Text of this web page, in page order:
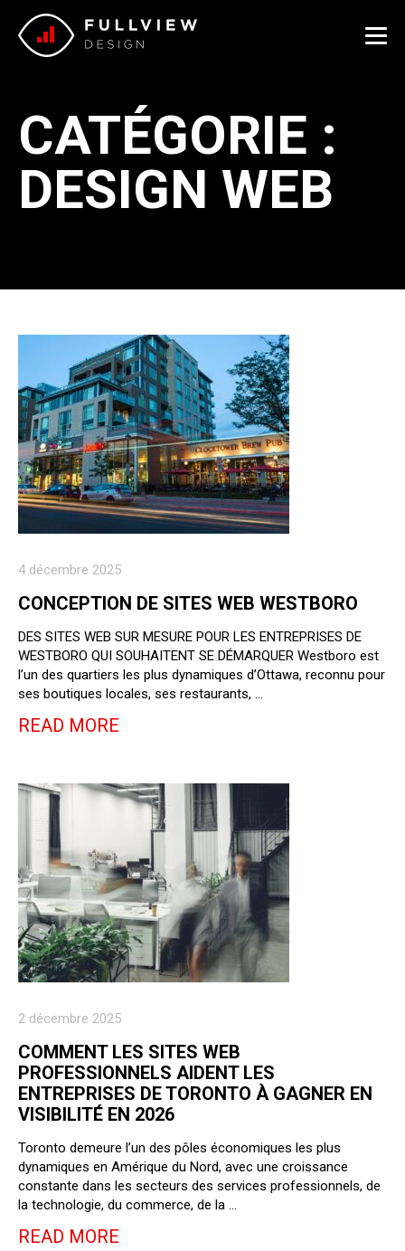
CATÉGORIE :
DESIGN WEB
DESIGN WEB
4 décembre 2025
CONCEPTION DE SITES WEB WESTBORO
DES SITES WEB SUR MESURE POUR LES ENTREPRISES DE
WESTBORO QUI SOUHAITENT SE DÉMARQUER Westboro est
l’un des quartiers les plus dynamiques d’Ottawa, reconnu pour
ses boutiques locales, ses restaurants, …
READ MORE
2 décembre 2025
COMMENT LES SITES WEB
PROFESSIONNELS AIDENT LES
ENTREPRISES DE TORONTO À GAGNER EN
VISIBILITÉ EN 2026
Toronto demeure l’un des pôles économiques les plus
dynamiques en Amérique du Nord, avec une croissance
constante dans les secteurs des services professionnels, de
la technologie, du commerce, de la …
READ MORE